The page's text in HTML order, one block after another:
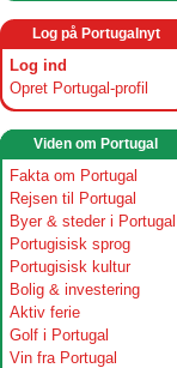
Log på Portugalnyt
Log ind
Opret Portugal-profil
Viden om Portugal
Fakta om Portugal
Rejsen til Portugal
Byer & steder i Portugal
Portugisisk sprog
Portugisisk kultur
Bolig & investering
Aktiv ferie
Golf i Portugal
Vin fra Portugal